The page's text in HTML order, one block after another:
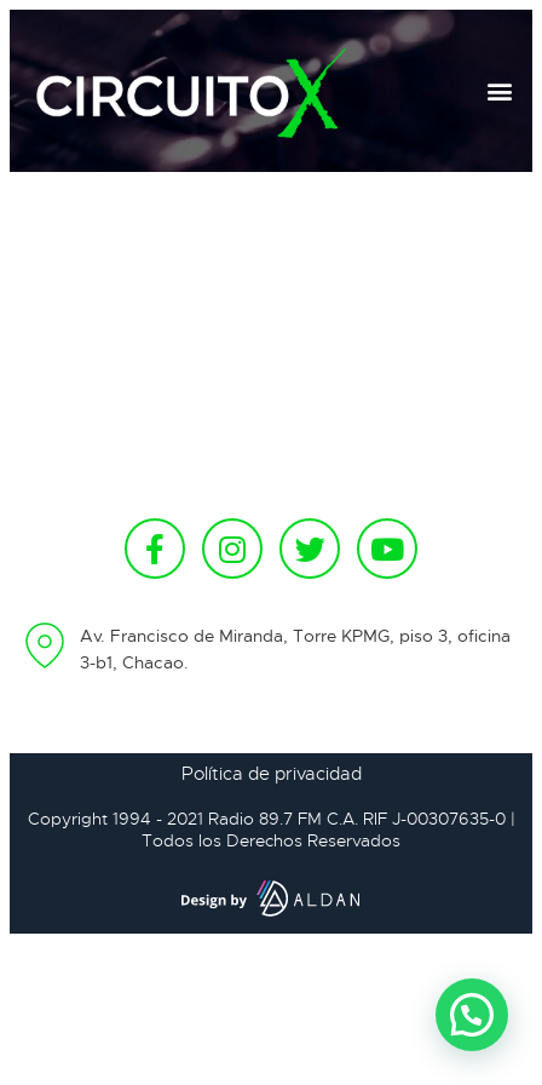
Av. Francisco de Miranda, Torre KPMG, piso 3, oficina
3-b1, Chacao.
Política de privacidad
Copyright 1994 - 2021 Radio 89.7 FM C.A. RIF J-00307635-0 |
Todos los Derechos Reservados